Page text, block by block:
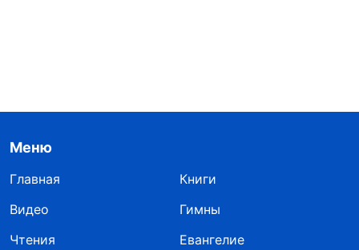
Меню
Главная
Книги
Видео
Гимны
Чтения
Евангелие